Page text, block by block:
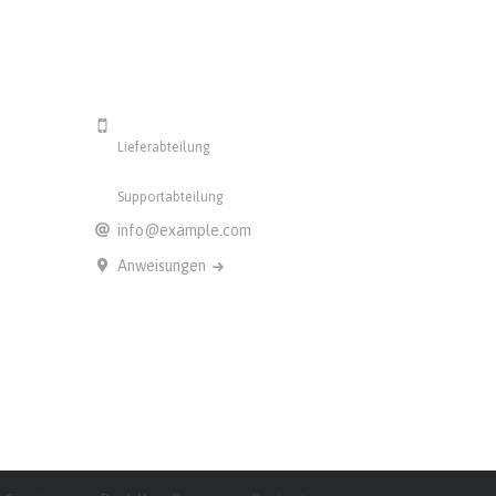
Lieferabteilung
Supportabteilung
info@example.com
Anweisungen